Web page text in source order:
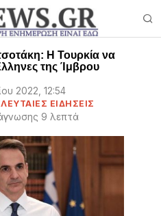
Η Τουρκία να
της Ίμβρου
2022, 12:54
ΕΙΔΗΣΕΙΣ
9 λεπτά